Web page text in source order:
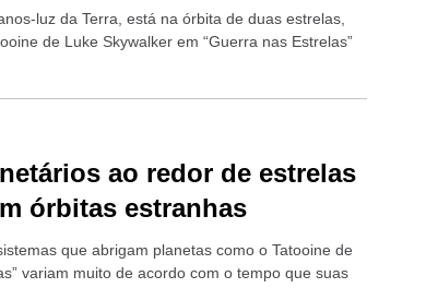
luz da Terra, está na órbita de duas estrelas,
de Luke Skywalker em “Guerra nas Estrelas”
ao redor de estrelas
órbitas estranhas
que abrigam planetas como o Tatooine de
variam muito de acordo com o tempo que suas